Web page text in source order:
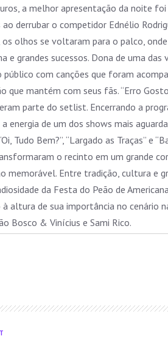
a melhor apresentação da noite
derrubar o competidor Ednélio
os olhos se voltaram para o palco,
e grandes sucessos. Dona de uma
com canções que foram
mantém com seus fãs. “Erro
parte do setlist. Encerrando a
energia de um dos shows mais
Tudo Bem?”, “Largado as Traças” e
o recinto em um grande
memorável. Entre tradição, cultura e
da Festa do Peão de
altura de sua importância no cenário
Bosco & Vinícius e Sami Rico.